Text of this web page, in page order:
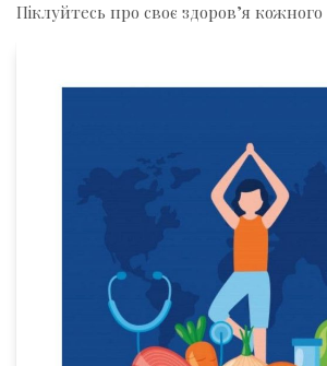
Піклуйтесь про своє здоров’я кожного